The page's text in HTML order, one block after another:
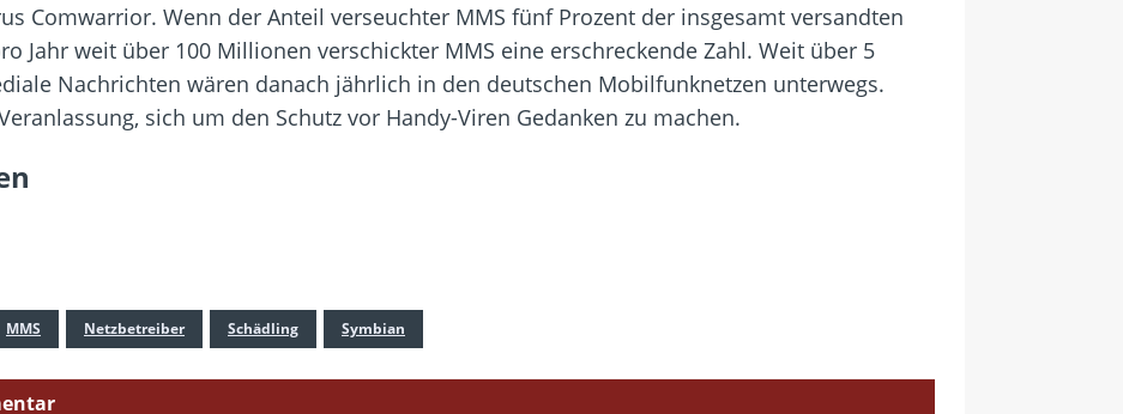
Comwarrior. Wenn der Anteil verseuchter MMS fünf Prozent der insgesamt versandten
Jahr weit über 100 Millionen verschickter MMS eine erschreckende Zahl. Weit über 5
Nachrichten wären danach jährlich in den deutschen Mobilfunknetzen unterwegs.
sich um den Schutz vor Handy-Viren Gedanken zu machen.
MMS Netzbetreiber Schädling Symbian